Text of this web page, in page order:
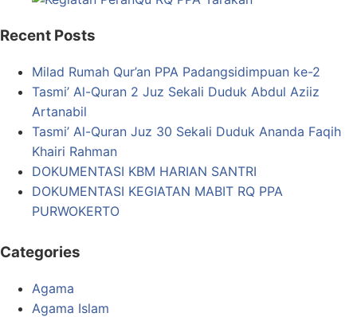
Recent Posts
Milad Rumah Qur’an PPA Padangsidimpuan ke-2
Tasmi’ Al-Quran 2 Juz Sekali Duduk Abdul Aziiz
Artanabil
Tasmi’ Al-Quran Juz 30 Sekali Duduk Ananda Faqih
Khairi Rahman
DOKUMENTASI KBM HARIAN SANTRI
DOKUMENTASI KEGIATAN MABIT RQ PPA
PURWOKERTO
Categories
Agama
Agama Islam